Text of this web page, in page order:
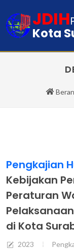
JDIH
Kota
Pengkajian
Kebijakan
Peraturan
di Kota
2023